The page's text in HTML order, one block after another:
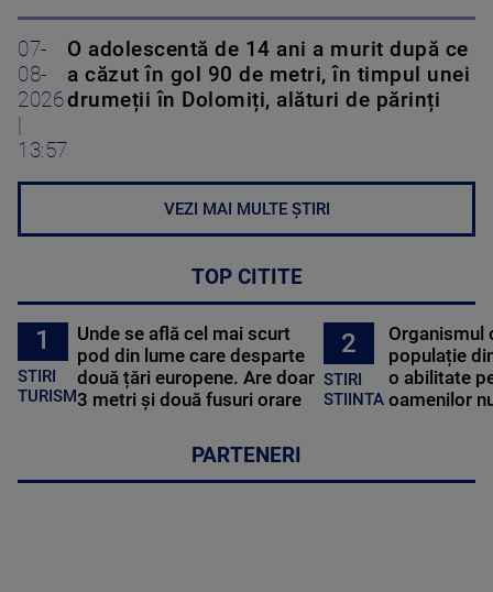
07-
08-
2026
13:57
O adolescentă de 14 ani a murit după ce
a căzut în gol 90 de metri, în timpul unei
drumeții în Dolomiți, alături de părinți
VEZI MAI MULTE ȘTIRI
TOP CITITE
1
STIRI
TURISM
Unde se află cel mai scurt
pod din lume care desparte
două țări europene. Are doar
3 metri și două fusuri orare
2
STIRI
STIINTA
Organismul
populație
o abilitate
oamenilor
PARTENERI